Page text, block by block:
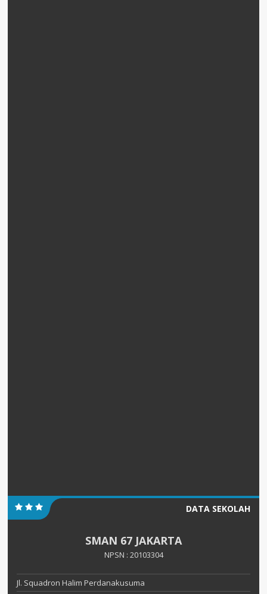
DATA SEKOLAH
SMAN 67 JAKARTA
NPSN : 20103304
Jl. Squadron Halim Perdanakusuma